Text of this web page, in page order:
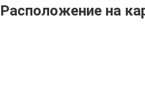
Расположение на